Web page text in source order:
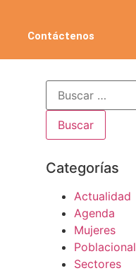
Contáctenos
Categorías
Actualidad
Agenda
Mujeres
Poblacional
Sectores